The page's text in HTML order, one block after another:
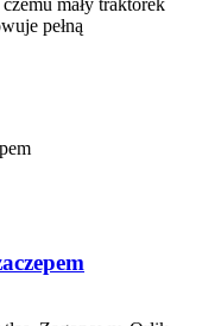
mały traktorek
pełną